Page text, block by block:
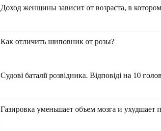
Доход женщины зависит от возраста, в
Как отличить шиповник от розы?
Судові баталії розвідника. Відповіді на 10
Газировка уменьшает объем мозга и ухудшает